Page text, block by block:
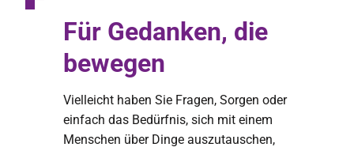
Für Gedanken, die
bewegen
Vielleicht haben Sie Fragen, Sorgen oder
einfach das Bedürfnis, sich mit einem
Menschen über Dinge auszutauschen,